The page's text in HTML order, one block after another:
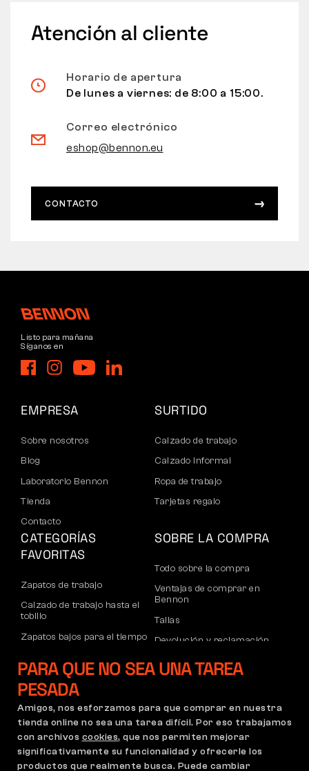
Atención al cliente
Horario de apertura
De lunes a viernes: de 8:00 a 15:00.
Correo electrónico
eshop@bennon.eu
CONTACTO
Listo para mañana
Síganos en
EMPRESA
Sobre nosotros
Blog
Laboratorio Bennon
Tienda
Contacto
SURTIDO
Calzado de trabajo
Calzado informal
Ropa de trabajo
Tarjetas regalo
CATEGORÍAS
FAVORITAS
Zapatos de trabajo
Calzado de trabajo hasta el
tobillo
Zapatos bajos para el tiempo
Calzado informal de tobillo
Pantalones
Sudaderas
SOBRE LA COMPRA
Todo sobre la compra
Ventajas de comprar en
Bennon
Tallas
Devolución y reclamación
Transporte y pago
Reclamaciones y garantía
PARA QUE NO SEA UNA TAREA
PESADA
Amigos, nos esforzamos para que comprar en nuestra
tienda online no sea una tarea difícil. Por eso trabajamos
con archivos cookies, que nos permiten mejorar
significativamente su funcionalidad y ofrecerle los
productos que realmente busca. Puede cambiar